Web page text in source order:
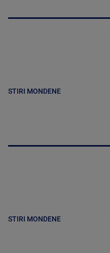
STIRI MONDENE
STIRI MONDENE